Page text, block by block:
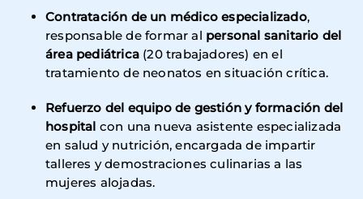
Contratación de un médico especializado,
responsable de formar al personal sanitario del
área pediátrica (20 trabajadores) en el
tratamiento de neonatos en situación crítica.
Refuerzo del equipo de gestión y formación del
hospital con una nueva asistente especializada
en salud y nutrición, encargada de impartir
talleres y demostraciones culinarias a las
mujeres alojadas.